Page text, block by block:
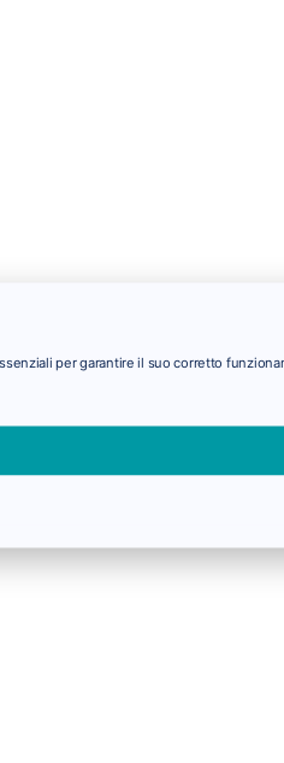
per garantire il suo corretto